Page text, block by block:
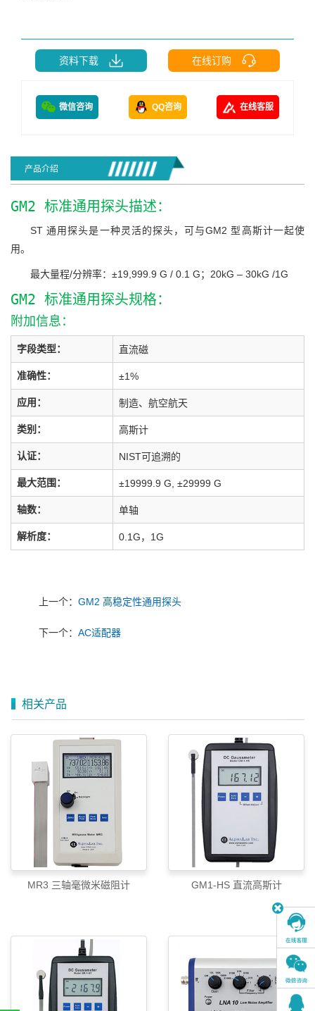
资料下载 在线订购
微信咨询 QQ咨询 在线客服
产品介绍
GM2 标准通用探头描述：
ST 通用探头是一种灵活的探头，可与GM2 型高斯计一起使
用。
最大量程/分辨率：±19,999.9 G / 0.1 G；20kG – 30kG /1G
GM2 标准通用探头规格：
附加信息：
字段类型： 直流磁
准确性： ±1%
应用： 制造、航空航天
类别： 高斯计
认证： NIST可追溯的
最大范围： ±19999.9 G, ±29999 G
轴数： 单轴
解析度： 0.1G，1G
上一个： GM2 高稳定性通用探头
下一个： AC适配器
相关产品
MR3 三轴毫微米磁阻计 GM1-HS 直流高斯计